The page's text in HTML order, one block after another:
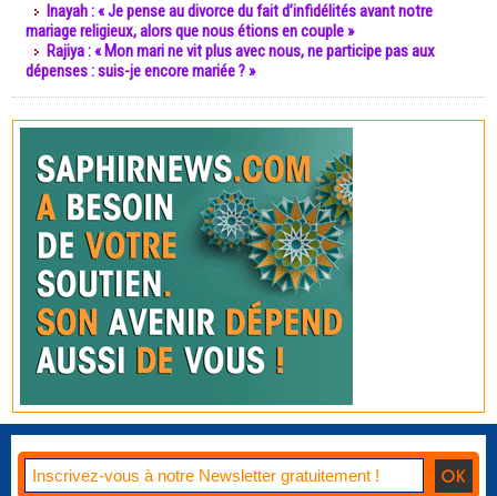
Inayah : « Je pense au divorce du fait d’infidélités avant notre
mariage religieux, alors que nous étions en couple »
Rajiya : « Mon mari ne vit plus avec nous, ne participe pas aux
dépenses : suis-je encore mariée ? »